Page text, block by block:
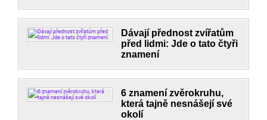
Dávají přednost zvířatům
před lidmi: Jde o tato čtyři
znamení
6 znamení zvěrokruhu,
která tajně nesnášejí své
okolí